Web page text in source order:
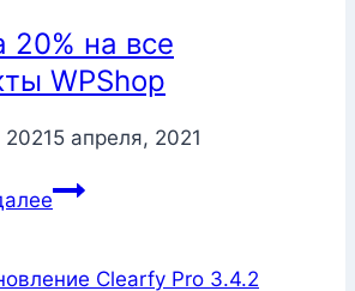
20% на все
WPShop
5 апреля, 2021
Скидка
20%
все